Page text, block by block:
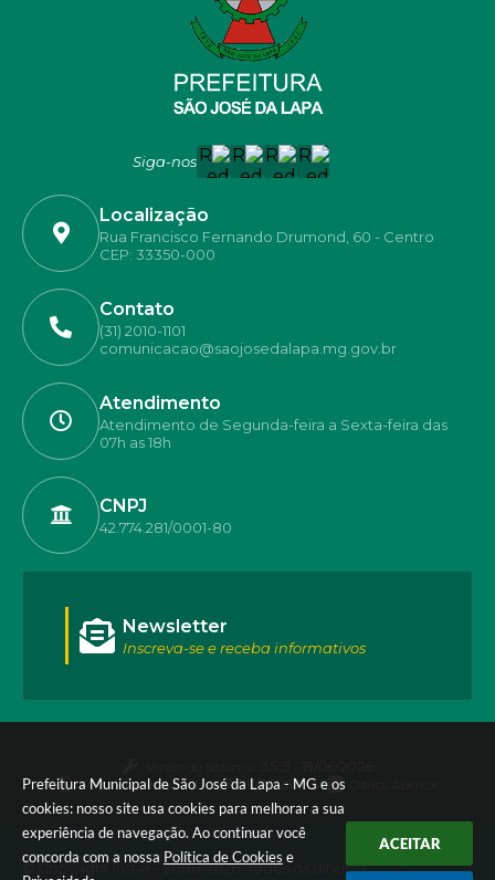
Prefeitura Municipal de São José da Lapa - MG e os
cookies: nosso site usa cookies para melhorar a sua
experiência de navegação. Ao continuar você
concorda com a nossa Política de Cookies e
ACEITAR
Siga-nos
Localização
Rua Francisco Fernando Drumond, 60 - Centro
CEP: 33350-000
Contato
(31) 2010-1101
comunicacao@saojosedalapa.mg.gov.br
Atendimento
Atendimento de Segunda-feira a Sexta-feira das
07h as 18h
CNPJ
42.774.281/0001-80
Newsletter
Inscreva-se e receba informativos
Portal atualizado em:07/08/2026 17:50
© Copyright Instar - 2006-2026. Todos os direitos